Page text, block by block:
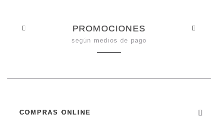
PROMOCIONES
según medios de pago
COMPRAS ONLINE